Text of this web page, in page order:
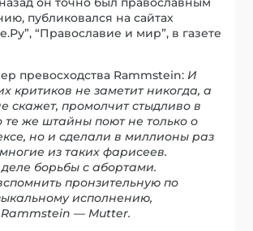
публиковался на сайтах
“Православие и мир”, в газете
превосходства Rammstein: И
критиков не заметит никогда, а
скажет, промолчит стыдливо в
те же штайны поют не только о
но и сделали в миллионы раз
из таких фарисеев.
борьбы с абортами.
пронзительную по
исполнению,
— Mutter.